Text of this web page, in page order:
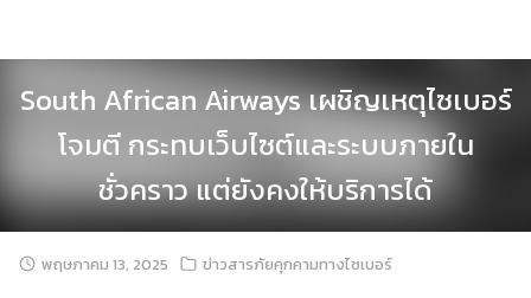
South African Airways เผชิญเหตุไซเบอร์
โจมตี กระทบเว็บไซต์และระบบภายใน
ชั่วคราว แต่ยังคงให้บริการได้
พฤษภาคม 13, 2025 ข่าวสารภัยคุกคามทางไซเบอร์